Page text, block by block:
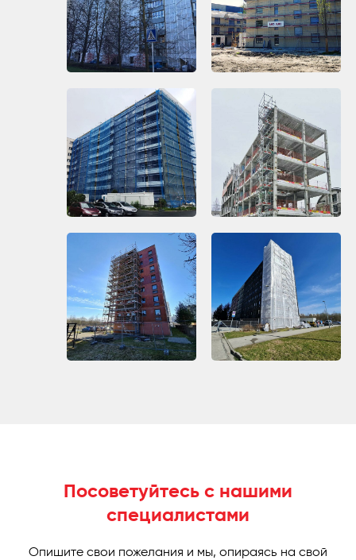
Посоветуйтесь с нашими
специалистами
Опишите свои пожелания и мы, опираясь на свой